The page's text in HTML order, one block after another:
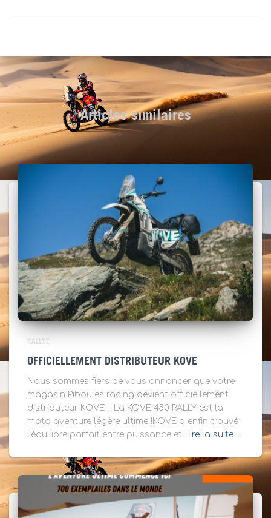
Articles similaires
RALLYE
OFFICIELLEMENT DISTRIBUTEUR KOVE
Nous sommes fiers de vous annoncer que votre
magasin Piboules racing devient officiellement
distributeur KOVE ! La KOVE 450 RALLY est la
moto aventure légère ultime !KOVE a enfin trouvé
l’équilibre parfait entre puissance et
Lire la suite…